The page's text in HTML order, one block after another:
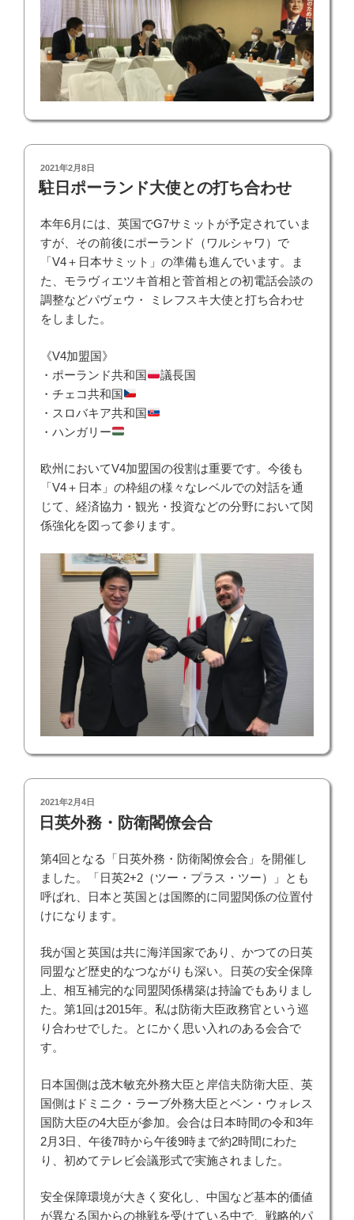
投
稿
日:
2021年2月8日
駐日ポーランド大使との打ち合わせ
本年6月には、英国でG7サミットが予定されていま
すが、その前後にポーランド（ワルシャワ）で
「V4＋日本サミット」の準備も進んでいます。ま
た、モラヴィエツキ首相と菅首相との初電話会談の
調整などパヴェウ・ ミレフスキ大使と打ち合わせ
をしました。
《V4加盟国》
・ポーランド共和国
議長国
・チェコ共和国
・スロバキア共和国
・ハンガリー
欧州においてV4加盟国の役割は重要です。今後も
「V4＋日本」の枠組の様々なレベルでの対話を通
じて、経済協力・観光・投資などの分野において関
係強化を図って参ります。
投
稿
日:
2021年2月4日
日英外務・防衛閣僚会合
第4回となる「日英外務・防衛閣僚会合」を開催し
ました。「日英2+2（ツー・プラス・ツー）」とも
呼ばれ、日本と英国とは国際的に同盟関係の位置付
けになります。
我が国と英国は共に海洋国家であり、かつての日英
同盟など歴史的なつながりも深い。日英の安全保障
上、相互補完的な同盟関係構築は持論でもありまし
た。第1回は2015年。私は防衛大臣政務官という巡
り合わせでした。とにかく思い入れのある会合で
す。
日本国側は茂木敏充外務大臣と岸信夫防衛大臣、英
国側はドミニク・ラーブ外務大臣とベン・ウォレス
国防大臣の4大臣が参加。会合は日本時間の令和3年
2月3日、午後7時から午後9時まで約2時間にわた
り、初めてテレビ会議形式で実施されました。
安全保障環境が大きく変化し、中国など基本的価値
が異なる国からの挑戦を受けている中で、戦略的パ